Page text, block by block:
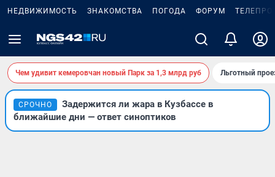
НЕДВИЖИМОСТЬ ЗНАКОМСТВА ПОГОДА ФОРУМ
Чем удивит кемеровчан новый Парк за 1,3 млрд руб Льготный
СРОЧНО
Задержится ли жара в Кузбассе в
ближайшие дни — ответ синоптиков